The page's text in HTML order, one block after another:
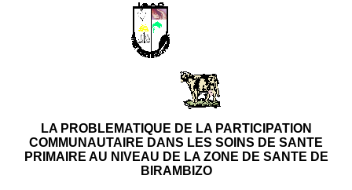
LA PROBLEMATIQUE DE LA PARTICIPATION
COMMUNAUTAIRE DANS LES SOINS DE SANTE
PRIMAIRE AU NIVEAU DE LA ZONE DE SANTE DE
BIRAMBIZO